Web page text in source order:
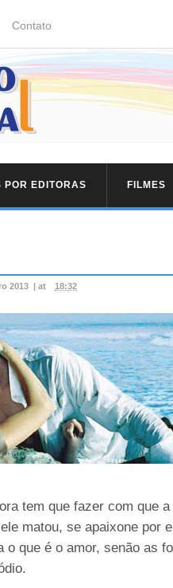
Contato
POR EDITORAS FILMES
2013 | at 18:32
tem que fazer com que
matou, se apaixone por
o que é o amor, senão as